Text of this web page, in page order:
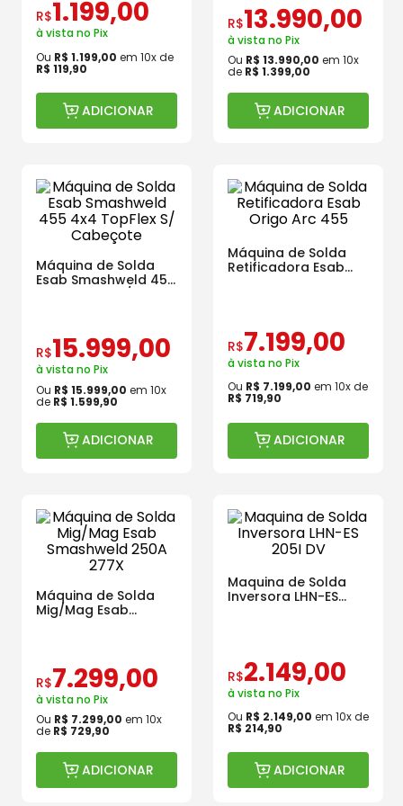
R$1.199,00
à vista no Pix
Ou R$ 1.199,00 em 10x de
R$ 119,90
ADICIONAR
R$13.990,00
à vista no Pix
Ou R$ 13.990,00 em 10x
de R$ 1.399,00
ADICIONAR
Máquina de Solda
Esab Smashweld 455
R$15.999,00
à vista no Pix
Ou R$ 15.999,00 em 10x
de R$ 1.599,90
ADICIONAR
Máquina de Solda
Retificadora Esab
R$7.199,00
à vista no Pix
Ou R$ 7.199,00 em 10x de
R$ 719,90
ADICIONAR
Máquina de Solda
Mig/Mag Esab
Smashweld 250A
R$7.299,00
à vista no Pix
Ou R$ 7.299,00 em 10x
de R$ 729,90
ADICIONAR
Maquina de Solda
Inversora LHN-ES
R$2.149,00
à vista no Pix
Ou R$ 2.149,00 em 10x de
R$ 214,90
ADICIONAR